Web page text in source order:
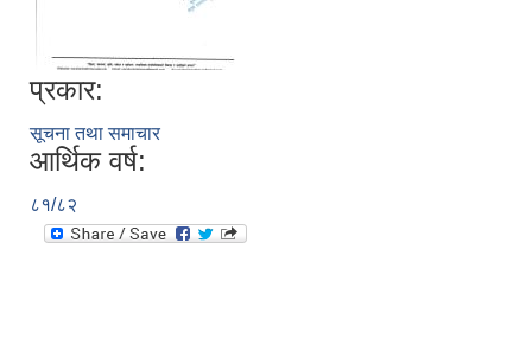
प्रकार:
सूचना तथा समाचार
आर्थिक वर्ष:
८१/८२